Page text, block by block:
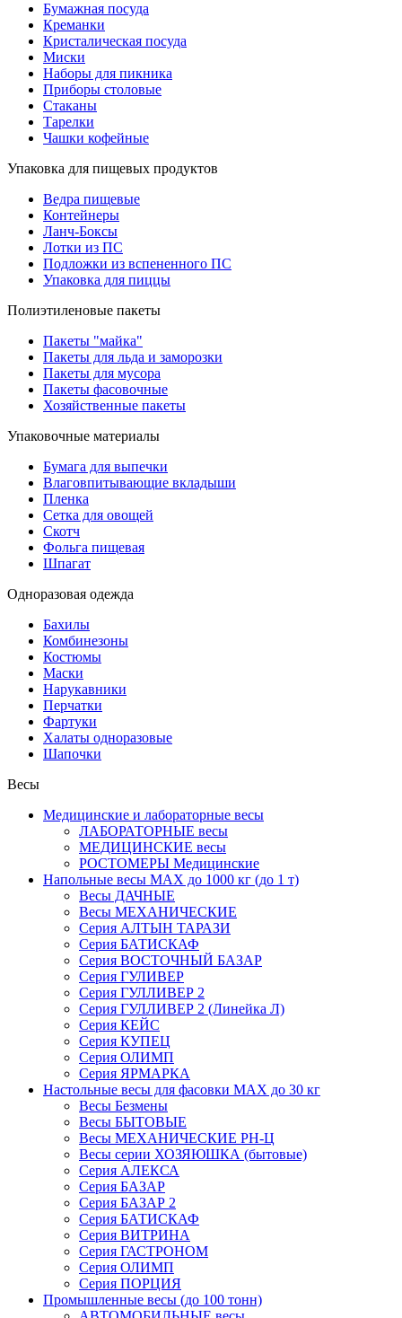
Бумажная посуда
Креманки
Кристалическая посуда
Миски
Наборы для пикника
Приборы столовые
Стаканы
Тарелки
Чашки кофейные
Упаковка для пищевых продуктов
Ведра пищевые
Контейнеры
Ланч-Боксы
Лотки из ПС
Подложки из вспененного ПС
Упаковка для пиццы
Полиэтиленовые пакеты
Пакеты "майка"
Пакеты для льда и заморозки
Пакеты для мусора
Пакеты фасовочные
Хозяйственные пакеты
Упаковочные материалы
Бумага для выпечки
Влаговпитывающие вкладыши
Пленка
Сетка для овощей
Скотч
Фольга пищевая
Шпагат
Одноразовая одежда
Бахилы
Комбинезоны
Костюмы
Маски
Нарукавники
Перчатки
Фартуки
Халаты одноразовые
Шапочки
Весы
Медицинские и лабораторные весы
ЛАБОРАТОРНЫЕ весы
МЕДИЦИНСКИЕ весы
РОСТОМЕРЫ Медицинские
Напольные весы MAX до 1000 кг (до 1 т)
Весы ДАЧНЫЕ
Весы МЕХАНИЧЕСКИЕ
Серия АЛТЫН ТАРАЗИ
Серия БАТИСКАФ
Серия ВОСТОЧНЫЙ БАЗАР
Серия ГУЛИВЕР
Серия ГУЛЛИВЕР 2
Серия ГУЛЛИВЕР 2 (Линейка Л)
Серия КЕЙС
Серия КУПЕЦ
Серия ОЛИМП
Серия ЯРМАРКА
Настольные весы для фасовки MAX до 30 кг
Весы Безмены
Весы БЫТОВЫЕ
Весы МЕХАНИЧЕСКИЕ РН-Ц
Весы серии ХОЗЯЮШКА (бытовые)
Серия АЛЕКСА
Серия БАЗАР
Серия БАЗАР 2
Серия БАТИСКАФ
Серия ВИТРИНА
Серия ГАСТРОНОМ
Серия ОЛИМП
Серия ПОРЦИЯ
Промышленные весы (до 100 тонн)